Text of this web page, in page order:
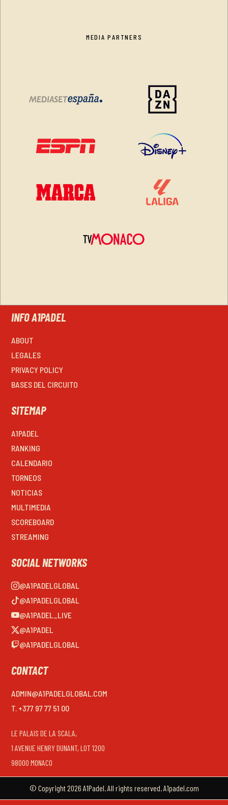
MEDIA PARTNERS
INFO A1PADEL
ABOUT
LEGALES
PRIVACY POLICY
BASES DEL CIRCUITO
SITEMAP
A1PADEL
RANKING
CALENDARIO
TORNEOS
NOTICIAS
MULTIMEDIA
SCOREBOARD
STREAMING
SOCIAL NETWORKS
@A1PADELGLOBAL
@A1PADELGLOBAL
@A1PADEL_LIVE
@A1PADEL
@A1PADELGLOBAL
CONTACT
ADMIN@A1PADELGLOBAL.COM
T. +377 97 77 51 00
LE PALAIS DE LA SCALA,
1 AVENUE HENRY DUNANT, LOT 1200
98000 MONACO
© Copyright 2026 A1Padel. All rights reserved. A1padel.com